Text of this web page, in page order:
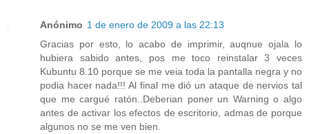
Anónimo 1 de enero de 2009 a las 22:13
Gracias por esto, lo acabo de imprimir, auqnue ojala lo
hubiera sabido antes, pos me toco reinstalar 3 veces
Kubuntu 8.10 porque se me veia toda la pantalla negra y no
podia hacer nada!!! Al final me dió un ataque de nervios tal
que me cargué ratón..Deberian poner un Warning o algo
antes de activar los efectos de escritorio, admas de porque
algunos no se me ven bien.